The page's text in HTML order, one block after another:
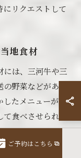
リクエストして
地食材
には、三河牛や三
野菜などがあり
したメニューが豊
食べさせられる
り合わせは、焼
ご予約はこちら